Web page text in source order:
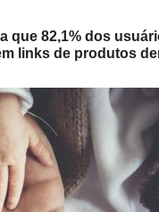
que 82,1% dos
links de produtos